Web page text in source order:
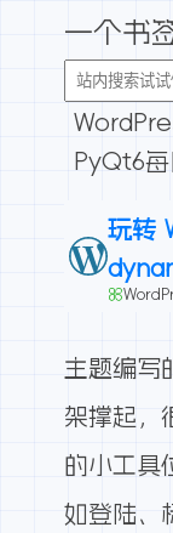
一个书
PyQt6
玩转
主题编写
架撑起，
的小工具
如登陆、